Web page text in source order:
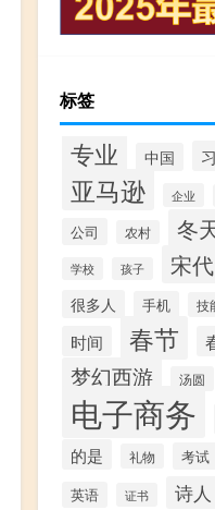
标签
专业 中国
亚马逊 企业
公司 农村 冬
学校 孩子 宋代
很多人 手机 技
时间 春节
梦幻西游 汤圆
电子商务
的是 礼物 考试
英语 证书 诗人